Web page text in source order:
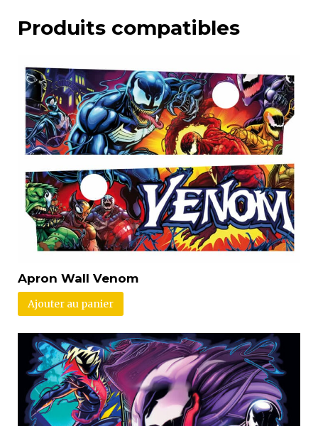
Produits compatibles
Apron Wall Venom
Ajouter au panier